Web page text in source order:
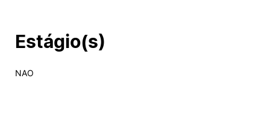
Estágio(s)
NAO